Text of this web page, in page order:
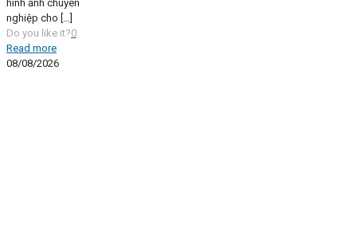
hình ảnh chuyên
nghiệp cho […]
Do you like it?0
Read more
08/08/2026